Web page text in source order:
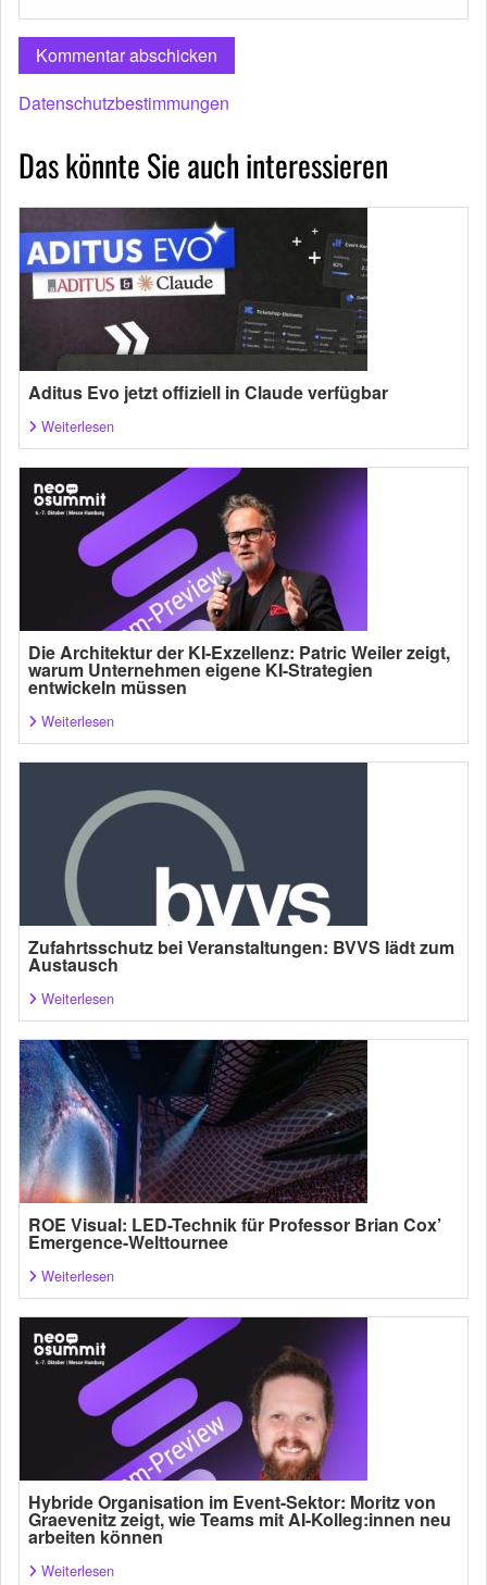
Datenschutzbestimmungen
Das könnte Sie auch interessieren
Aditus Evo jetzt offiziell in Claude verfügbar
Weiterlesen
Die Architektur der KI-Exzellenz: Patric Weiler zeigt,
warum Unternehmen eigene KI-Strategien
entwickeln müssen
Weiterlesen
Zufahrtsschutz bei Veranstaltungen: BVVS lädt zum
Austausch
Weiterlesen
ROE Visual: LED-Technik für Professor Brian Cox’
Emergence-Welttournee
Weiterlesen
Hybride Organisation im Event-Sektor: Moritz von
Graevenitz zeigt, wie Teams mit AI-Kolleg:innen neu
arbeiten können
Weiterlesen